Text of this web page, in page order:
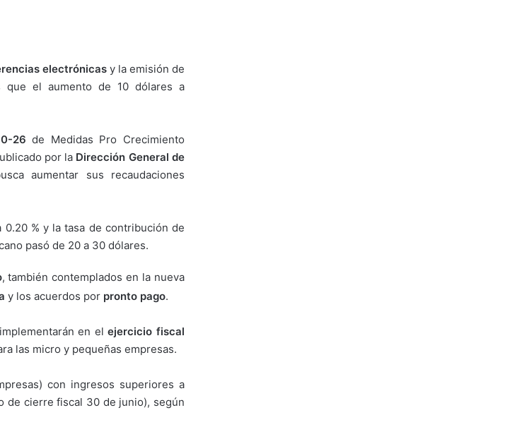
electrónicas y la emisión de
que el aumento de 10 dólares a
26 de Medidas Pro Crecimiento
por la Dirección General de
aumentar sus recaudaciones
% y la tasa de contribución de
pasó de 20 a 30 dólares.
, también contemplados en la nueva
y los acuerdos por pronto pago.
en elejercicio fiscal
las micro y pequeñas empresas.
con ingresos superiores a
de cierre fiscal 30 de junio), según